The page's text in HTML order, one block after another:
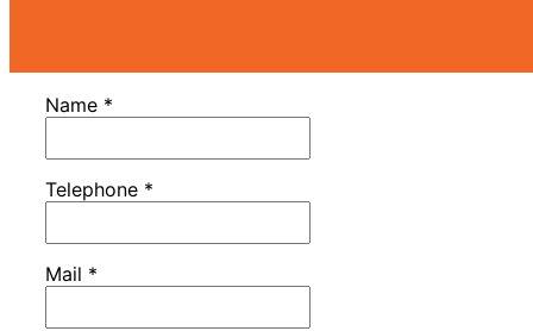
Name *
Telephone *
Mail *